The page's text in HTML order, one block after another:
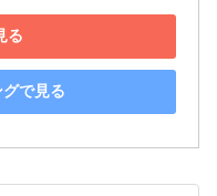
る
で見る